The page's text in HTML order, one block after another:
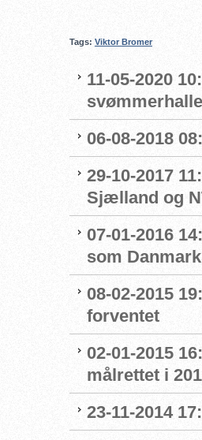
Tags: Viktor Bromer
11-05-2020
06-08-2018
29-10-2017
Sjælland og
07-01-2016
som
08-02-2015
forventet
02-01-2015
målrettet i
23-11-2014